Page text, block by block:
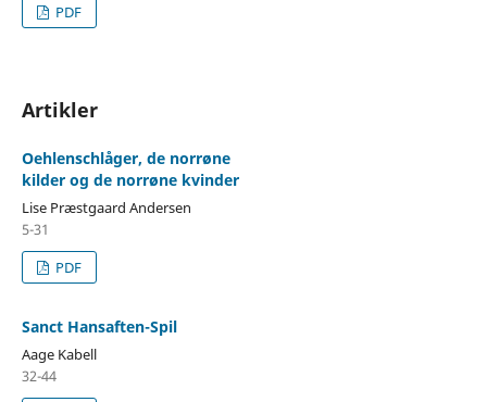
PDF
Artikler
Oehlenschlåger, de norrøne
kilder og de norrøne kvinder
Lise Præstgaard Andersen
5-31
PDF
Sanct Hansaften-Spil
Aage Kabell
32-44